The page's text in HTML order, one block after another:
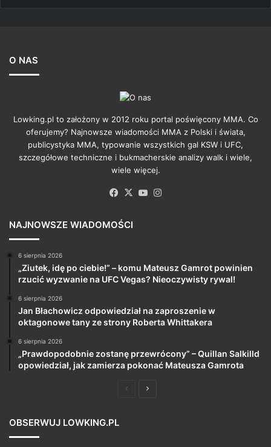
O NAS
Lowking.pl to założony w 2012 roku portal poświęcony MMA. Co
oferujemy? Najnowsze wiadomości MMA z Polski i świata,
publicystyka MMA, typowanie wszystkich gal KSW i UFC,
szczegółowe techniczne i bukmacherskie analizy walk i wiele,
wiele więcej.
Facebook
X YouTube
NAJNOWSZE WIADOMOŚCI
6 sierpnia 2026
„Ziutek, idę po ciebie!” – komu Mateusz Gamrot powinien
rzucić wyzwanie na UFC Vegas? Nieoczywisty rywal!
6 sierpnia 2026
Jan Błachowicz odpowiedział na zaproszenie w
oktagonowe tany ze strony Roberta Whittakera
6 sierpnia 2026
„Prawdopodobnie zostanę przewrócony” – Quillan Salkilld
opowiedział, jak zamierza pokonać Mateusza Gamrota
PoprzedniaNastępna
OBSERWUJ LOWKING.PL